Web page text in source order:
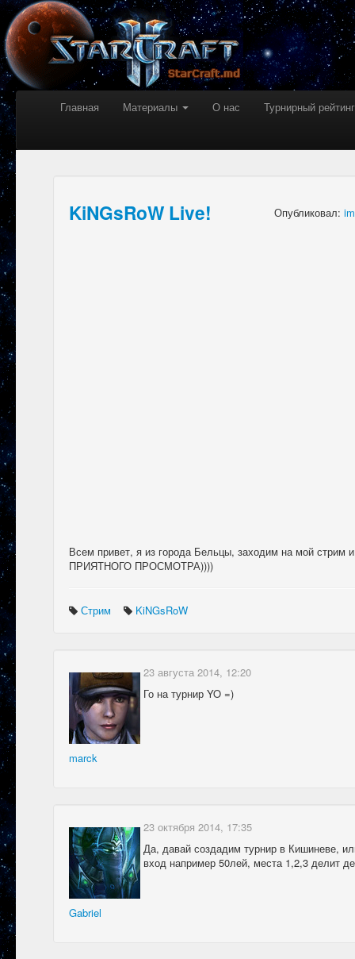
Главная Материалы О нас Турнирный рейтинг
KiNGsRoW Live! Опубликовал:
Всем привет, я из города Бельцы, заходим на мой
ПРИЯТНОГО ПРОСМОТРА))))
Стрим KiNGsRoW
marck
23 августа 2014, 12:20
Го на турнир YO =)
Gabriel
23 октября 2014, 17:35
Да, давай создадим турнир в Кишиневе,
вход например 50лей, места 1,2,3 делит